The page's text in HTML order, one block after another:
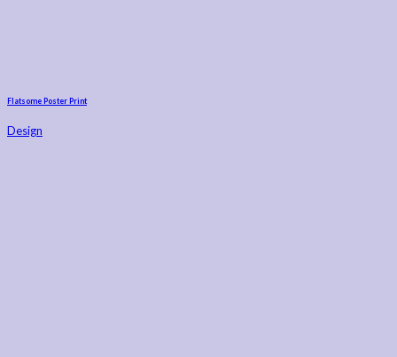
Flatsome Poster Print
Design